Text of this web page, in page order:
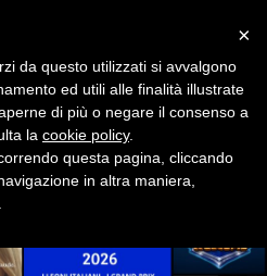
×
da questo utilizzati si avvalgono
ed utili alle finalità illustrate
di più o negare il consenso a
la cookie policy.
questa pagina, cliccando
in altra maniera,